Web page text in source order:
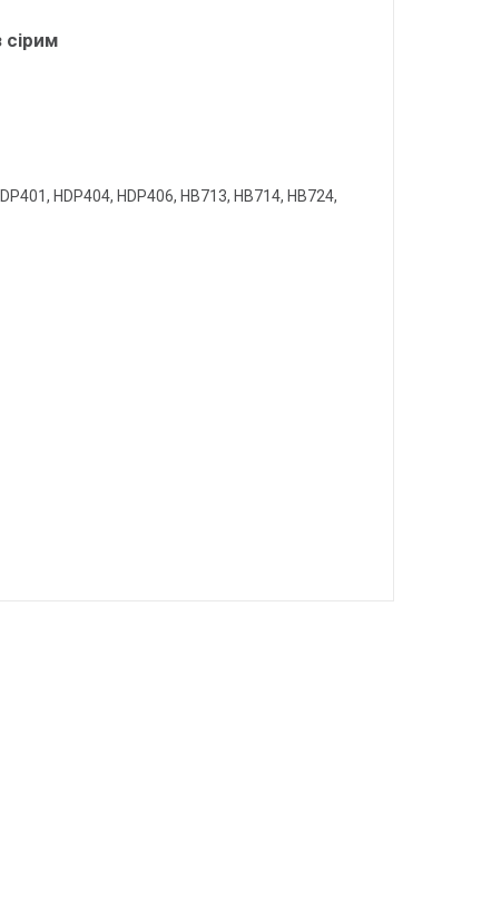
HDP404, HDP406, HB713, HB714, HB724,